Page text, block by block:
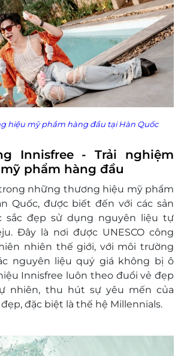
hiệu mỹ phầm hàng đầu tại Hàn Quốc
Innisfree - Trải nghiệm
phẩm hàng đầu
những thương hiệu mỹ phẩm
Quốc, được biết đến với các sản
sắc đẹp sử dụng nguyên liệu tự
Đây là nơi được UNESCO công
nhiên thế giới, với môi trường
nguyên liệu quý giá không bị ô
Innisfree luôn theo đuổi vẻ đẹp
nhiên, thu hút sự yêu mến của
đặc biệt là thế hệ Millennials.